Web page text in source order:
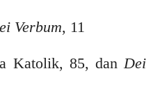
Verbum, 11
Katolik, 85, danDei